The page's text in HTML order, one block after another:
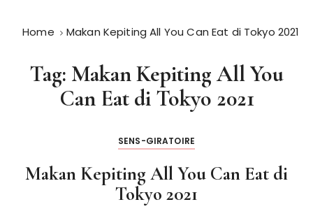
Home Makan Kepiting All You Can Eat di Tokyo 2021
Tag: Makan Kepiting All You
Can Eat di Tokyo 2021
SENS-GIRATOIRE
Makan Kepiting All You Can Eat di
Tokyo 2021